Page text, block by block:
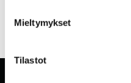
Mieltymykset
Tilastot